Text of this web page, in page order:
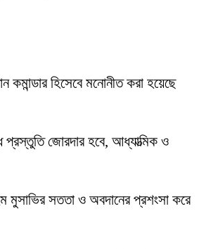
কমান্ডার হিসেবে মনোনীত করা হয়েছে
প্রস্তুতি জোরদার হবে, আধ্যাত্মিক ও
মুসাভির সততা ও অবদানের প্রশংসা করে